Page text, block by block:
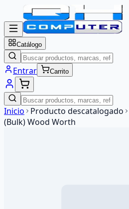
Catálogo
Entrar Carrito
Inicio Producto descatalogado
(Bulk) Wood Worth